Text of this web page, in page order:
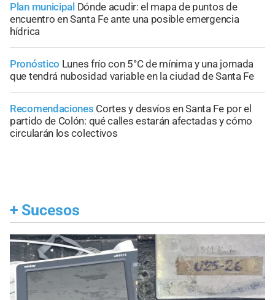
Plan municipal Dónde acudir: el mapa de puntos de
encuentro en Santa Fe ante una posible emergencia
hídrica
Pronóstico Lunes frío con 5°C de mínima y una jornada
que tendrá nubosidad variable en la ciudad de Santa Fe
Recomendaciones Cortes y desvíos en Santa Fe por el
partido de Colón: qué calles estarán afectadas y cómo
circularán los colectivos
+ Sucesos